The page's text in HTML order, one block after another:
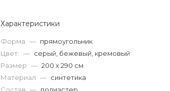
Характеристики
Форма — прямоугольник
Цвет: — серый, бежевый, кремовый
Размер — 200 x 290 см
Материал — синтетика
Состав — полиэстер